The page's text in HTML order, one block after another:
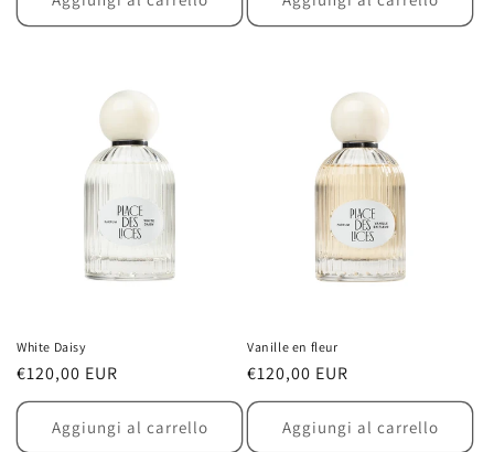
White Daisy
Prezzo
di
listino
€120,00 EUR
Aggiungi al carrello
Vanille en fleur
Prezzo
di
listino
€120,00 EUR
Aggiungi al carrello